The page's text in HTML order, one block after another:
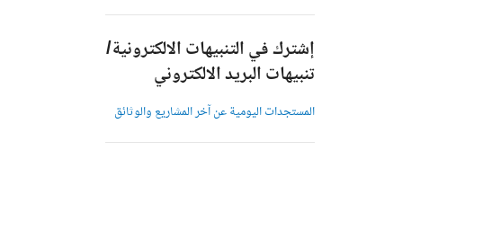
إشترك في التنبيهات الالكترونية/
تنبيهات البريد الالكتروني
المستجدات اليومية عن آخر المشاريع والوثائق